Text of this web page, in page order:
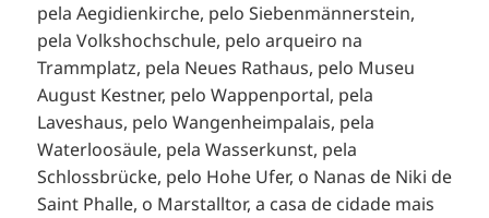
pela Aegidienkirche, pelo Siebenmännerstein,
pela Volkshochschule, pelo arqueiro na
Trammplatz, pela Neues Rathaus, pelo Museu
August Kestner, pelo Wappenportal, pela
Laveshaus, pelo Wangenheimpalais, pela
Waterloosäule, pela Wasserkunst, pela
Schlossbrücke, pelo Hohe Ufer, o Nanas de Niki de
Saint Phalle, o Marstalltor, a casa de cidade mais